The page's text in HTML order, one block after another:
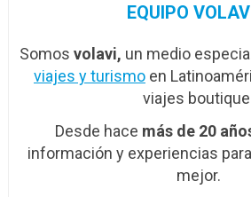
EQUIPO
Somosvolavi, un medio
viajes y turismoen
viajes
Desde hace más de 20
información y experiencias
mejor.